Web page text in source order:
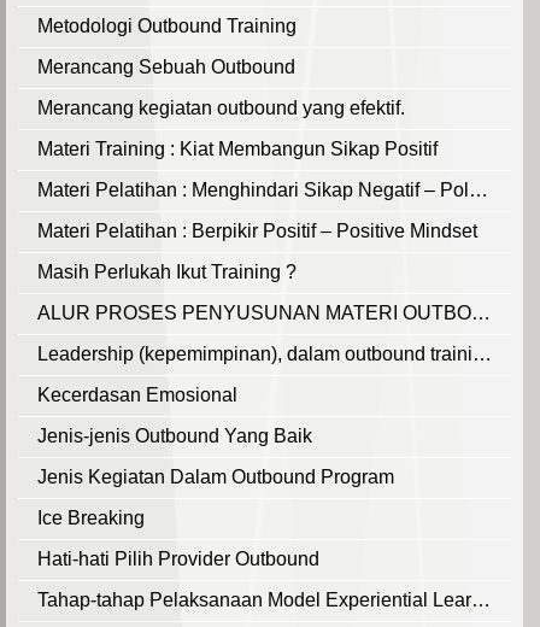
Metodologi Outbound Training
Merancang Sebuah Outbound
Merancang kegiatan outbound yang efektif.
Materi Training : Kiat Membangun Sikap Positif
Materi Pelatihan : Menghindari Sikap Negatif – Pola Pikir Negatif
Materi Pelatihan : Berpikir Positif – Positive Mindset
Masih Perlukah Ikut Training ?
ALUR PROSES PENYUSUNAN MATERI OUTBOUND TRAINING
Leadership (kepemimpinan), dalam outbound training
Kecerdasan Emosional
Jenis-jenis Outbound Yang Baik
Jenis Kegiatan Dalam Outbound Program
Ice Breaking
Hati-hati Pilih Provider Outbound
Tahap-tahap Pelaksanaan Model Experiential Learning